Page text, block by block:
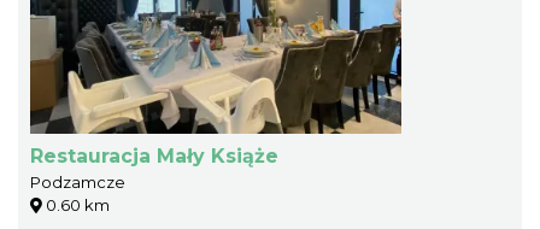
Restauracja Mały Książe
Podzamcze
0.60 km